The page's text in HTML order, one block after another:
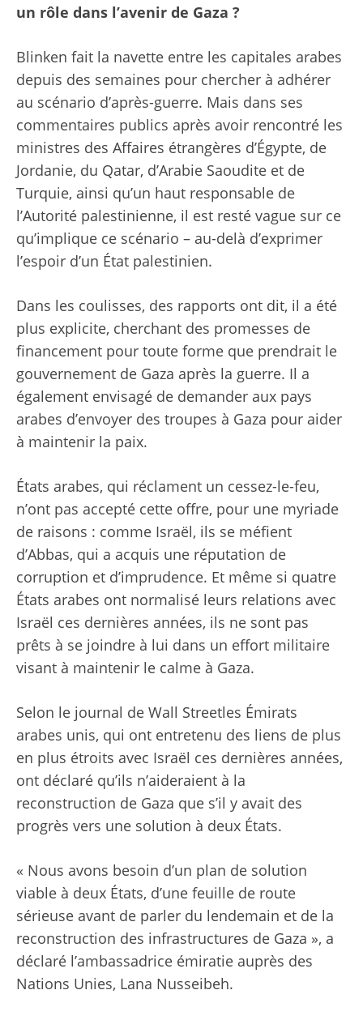
un rôle dans l’avenir de Gaza ?
Blinken fait la navette entre les capitales arabes
depuis des semaines pour chercher à adhérer
au scénario d’après-guerre. Mais dans ses
commentaires publics après avoir rencontré les
ministres des Affaires étrangères d’Égypte, de
Jordanie, du Qatar, d’Arabie Saoudite et de
Turquie, ainsi qu’un haut responsable de
l’Autorité palestinienne, il est resté vague sur ce
qu’implique ce scénario – au-delà d’exprimer
l’espoir d’un État palestinien.
Dans les coulisses, des rapports ont dit, il a été
plus explicite, cherchant des promesses de
financement pour toute forme que prendrait le
gouvernement de Gaza après la guerre. Il a
également envisagé de demander aux pays
arabes d’envoyer des troupes à Gaza pour aider
à maintenir la paix.
États arabes, qui réclament un cessez-le-feu,
n’ont pas accepté cette offre, pour une myriade
de raisons : comme Israël, ils se méfient
d’Abbas, qui a acquis une réputation de
corruption et d’imprudence. Et même si quatre
États arabes ont normalisé leurs relations avec
Israël ces dernières années, ils ne sont pas
prêts à se joindre à lui dans un effort militaire
visant à maintenir le calme à Gaza.
Selon le journal de Wall Streetles Émirats
arabes unis, qui ont entretenu des liens de plus
en plus étroits avec Israël ces dernières années,
ont déclaré qu’ils n’aideraient à la
reconstruction de Gaza que s’il y avait des
progrès vers une solution à deux États.
« Nous avons besoin d’un plan de solution
viable à deux États, d’une feuille de route
sérieuse avant de parler du lendemain et de la
reconstruction des infrastructures de Gaza », a
déclaré l’ambassadrice émiratie auprès des
Nations Unies, Lana Nusseibeh.